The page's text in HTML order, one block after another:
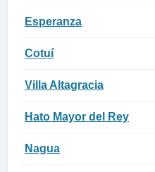
Esperanza
Cotuí
Villa Altagracia
Hato Mayor del Rey
Nagua